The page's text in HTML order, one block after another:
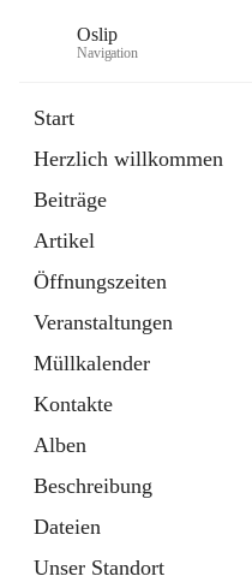
Oslip
Navigation
Start
Herzlich willkommen
Beiträge
Artikel
Öffnungszeiten
Veranstaltungen
Müllkalender
Kontakte
Alben
Beschreibung
Dateien
Unser Standort